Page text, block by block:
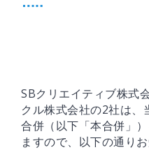
SBクリエイティブ株式
クル株式会社の2社は、
合併（以下「本合併」
ますので、以下の通りお